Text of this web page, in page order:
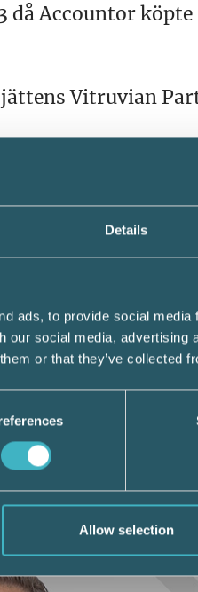
Details
ads, to provide social
our social media,
or that they’ve collected
Allow selection
då Accountor
Vitruvian
(tidigare
1,6 miljarder. De
skatt.
än den som
Oslo. De har 1
tidigare